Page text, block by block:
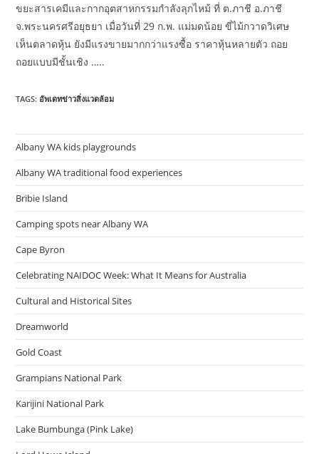
ขยะสารเคมีและกากอุตสาหกรรมกำลังลุกไหม้ ที่ ต.ภาชี อ.ภาชี
จ.พระนครศรีอยุธยา เมื่อวันที่ 29 ก.พ. แม่มดน้อย ขี่ไม้กวาดวิเศษ
เห็นตลาดหุ้น ยังมีแรงขายมากกว่าแรงซื้อ ราคาหุ้นหลายตัว ถอย
ถอยแบบมีชั้นเชิง …..
TAGS: อัพเดทข่าวสิ่งแวดล้อม
Albany WA kids playgrounds
Albany WA traditional food experiences
Bribie Island
Camping spots near Albany WA
Cape Byron
Celebrating NAIDOC Week: What It Means for Australia
Cultural and Historical Sites
Dreamworld
Gold Coast
Grampians National Park
Karijini National Park
Lake Bumbunga (Pink Lake)